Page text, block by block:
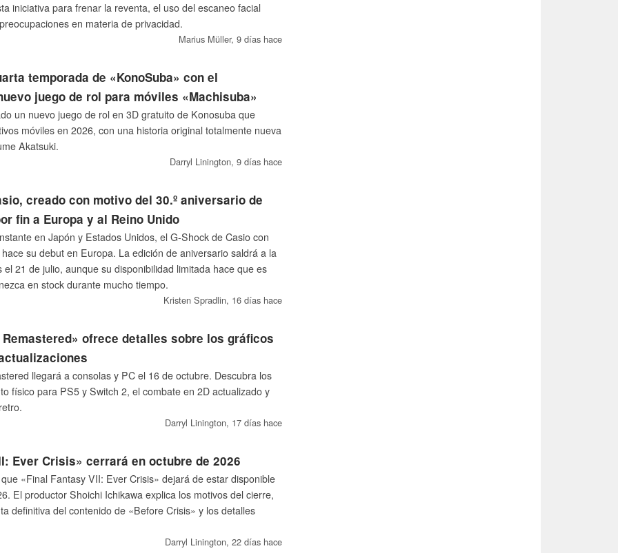
iniciativa para frenar la reventa, el uso del escaneo facial
en materia de privacidad.
Marius Müller, 9 días hace
temporada de «KonoSuba» con el
juego de rol para móviles «Machisuba»
un nuevo juego de rol en 3D gratuito de Konosuba que
móviles en 2026, con una historia original totalmente nueva
Akatsuki.
Darryl Linington, 9 días hace
creado con motivo del 30.º aniversario de
fin a Europa y al Reino Unido
en Japón y Estados Unidos, el G-Shock de Casio con
su debut en Europa. La edición de aniversario saldrá a la
21 de julio, aunque su disponibilidad limitada hace que es
en stock durante mucho tiempo.
Kristen Spradlin, 16 días hace
ofrece detalles sobre los gráficos
llegará a consolas y PC el 16 de octubre. Descubra los
físico para PS5 y Switch 2, el combate en 2D actualizado y
Darryl Linington, 17 días hace
Ever Crisis» cerrará en octubre de 2026
«Final Fantasy VII: Ever Crisis» dejará de estar disponible
El productor Shoichi Ichikawa explica los motivos del cierre,
definitiva del contenido de «Before Crisis» y los detalles
Darryl Linington, 22 días hace